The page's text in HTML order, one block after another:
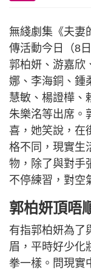
無綫劇集《夫妻
傳活動今日（8
郭柏妍、游嘉欣
娜、李海銅、鍾
慧敏、楊證樺、
朱樂洺等出席。
喜，她笑說，在
格不同，現實生
物，除了與對手
不停練習，對空
郭柏妍頂唔
有指郭柏妍為了
眉，平時好少化
拳一樣。問現實